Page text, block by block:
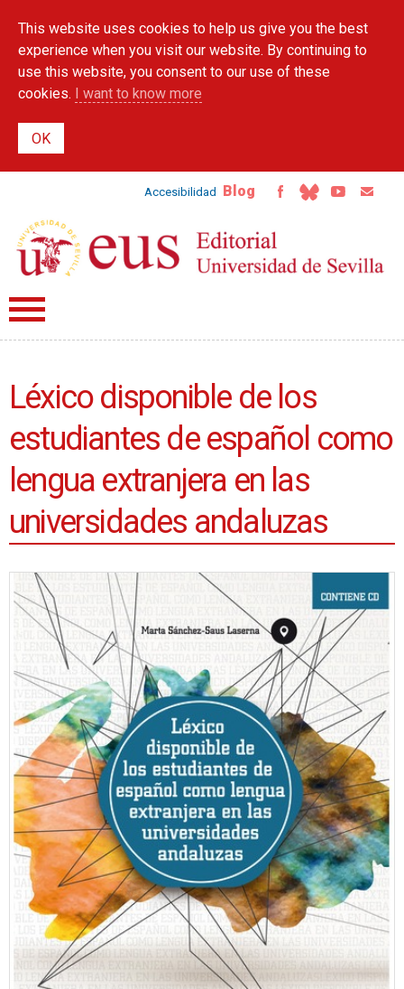
main
content
This website uses cookies to help us give you the best
experience when you visit our website. By continuing to
use this website, you consent to our use of these
cookies. I want to know more
Accesibilidad Blog
Léxico disponible de los
estudiantes de español como
lengua extranjera en las
universidades andaluzas